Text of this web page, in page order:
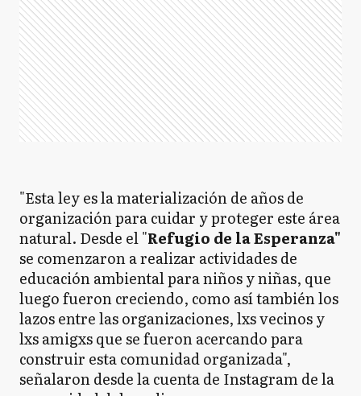
"Esta ley es la materialización de años de
organización para cuidar y proteger este área
natural. Desde el "Refugio de la Esperanza"
se comenzaron a realizar actividades de
educación ambiental para niños y niñas, que
luego fueron creciendo, como así también los
lazos entre las organizaciones, lxs vecinos y
lxs amigxs que se fueron acercando para
construir esta comunidad organizada",
señalaron desde la cuenta de Instagram de la